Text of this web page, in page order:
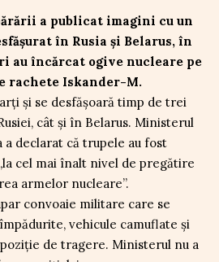
a publicat imagini cu un
în Rusia și Belarus, în
au încărcat ogive nucleare pe
rachete Iskander-M.
și se desfășoară timp de trei
cât și în Belarus. Ministerul
a declarat că trupele au fost
cel mai înalt nivel de pregătire
armelor nucleare”.
convoaie militare care se
vehicule camuflate și
de tragere. Ministerul nu a